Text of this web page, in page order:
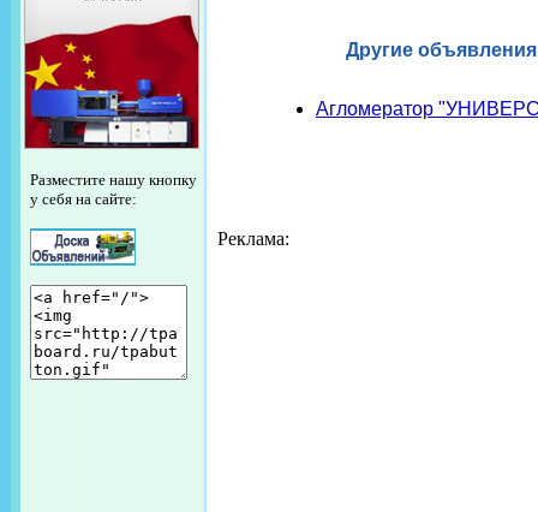
Разместите нашу кнопку
у себя на сайте:
Другие
Агломератор
Реклама: